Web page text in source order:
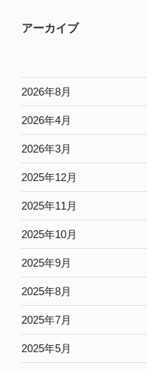
アーカイブ
2026年8月
2026年4月
2026年3月
2025年12月
2025年11月
2025年10月
2025年9月
2025年8月
2025年7月
2025年5月